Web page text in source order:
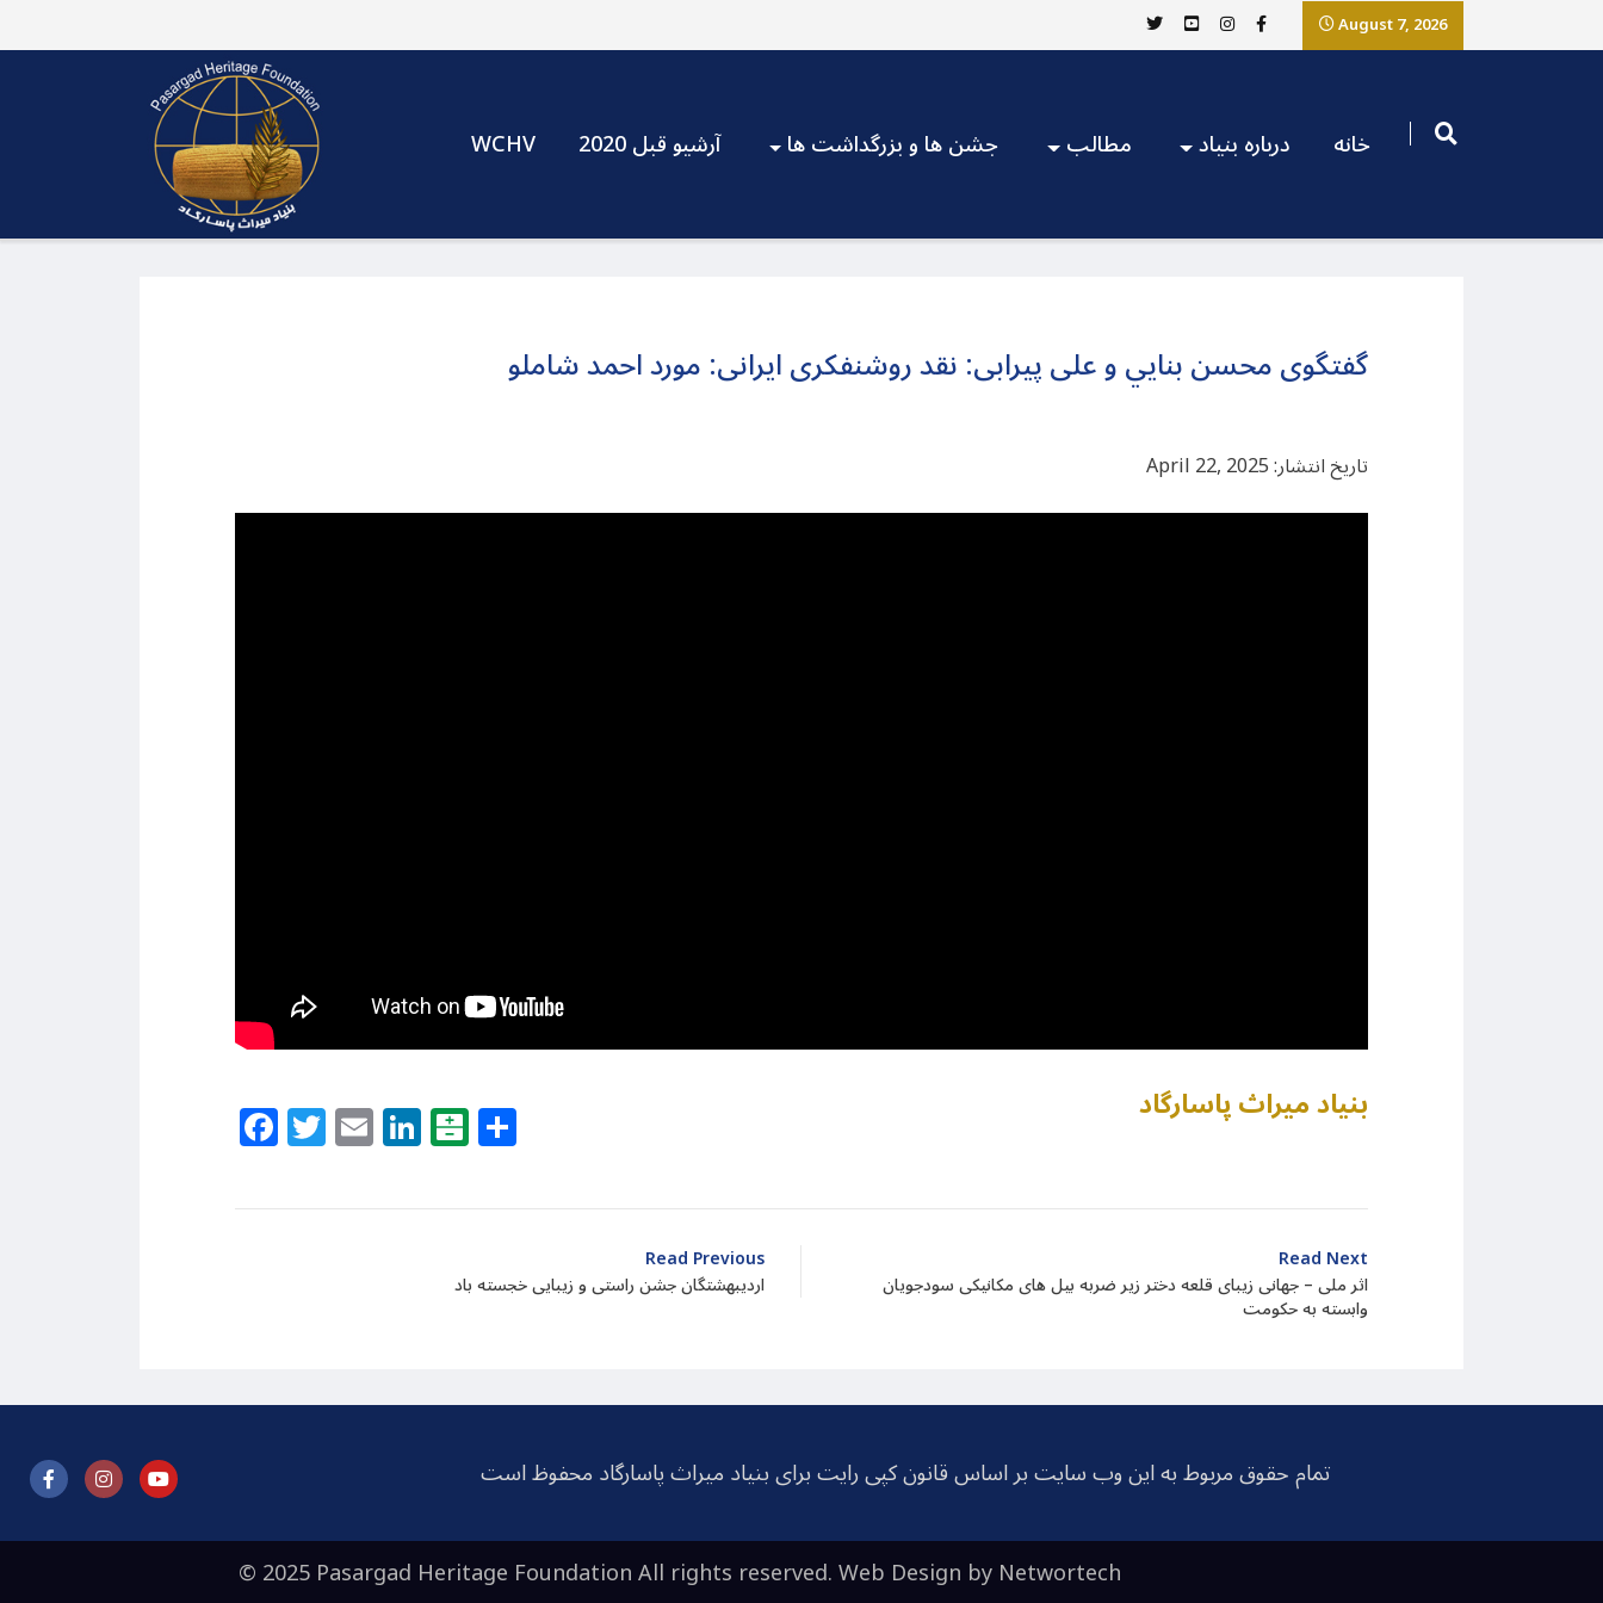
August 7, 2026
WCHV آرشیو قبل 2020 جشن ها و بزرگداشت ها مطالب درباره بنیاد خانه
گفتگوی محسن بنايي و علی پیرابی: نقد روشنفکری ایرانی: مورد احمد شاملو
تاریخ انتشار: April 22, 2025
Facebook
Twitter
EmailLinkedIn
Balatarin بنیاد میراث پاسارگاد
Read Previous
اردیبهشتگان جشن راستی و زیبایی خجسته باد
Read Next
اثر ملی – جهانی زیبای قلعه دختر زیر ضربه بیل های مکانیکی سودجویان
وابسته به حکومت
تمام حقوق مربوط به این وب سایت بر اساس قانون کپی رایت برای بنیاد میراث پاسارگاد محفوظ است
© 2025 Pasargad Heritage Foundation All rights reserved. Web Design byNetwortech